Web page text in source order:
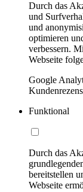
Durch das
und
und
optimieren
verbessern.
Webseite
Google
Funktional
Durch das
bereitstellen
Webseite